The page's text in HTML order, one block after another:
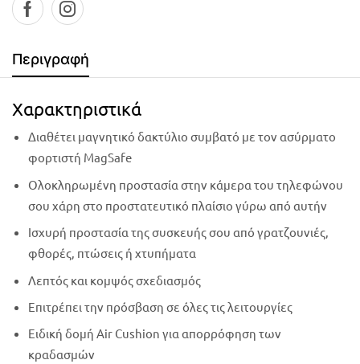
Περιγραφή
Χαρακτηριστικά
Διαθέτει μαγνητικό δακτύλιο συμβατό με τον ασύρματο
φορτιστή MagSafe
Ολοκληρωμένη προστασία στην κάμερα του τηλεφώνου
σου χάρη στο προστατευτικό πλαίσιο γύρω από αυτήν
Ισχυρή προστασία της συσκευής σου από γρατζουνιές,
φθορές, πτώσεις ή χτυπήματα
Λεπτός και κομψός σχεδιασμός
Επιτρέπει την πρόσβαση σε όλες τις λειτουργίες
Ειδική δομή Air Cushion για απορρόφηση των
κραδασμών